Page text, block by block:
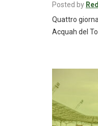
Posted by
Quattro
Acquah del